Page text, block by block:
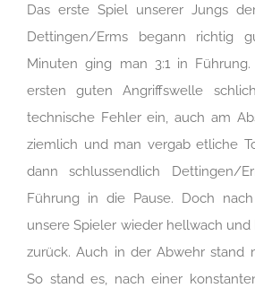
Das erste Spiel unserer Jungs
Dettingen/Erms begann richtig
Minuten ging man 3:1 in
ersten guten Angriffswelle
technische Fehler ein, auch am
ziemlich und man vergab etliche
dann schlussendlich Dettingen/
Führung in die Pause. Doch
unsere Spieler wieder hellwach
zurück. Auch in der Abwehr stand
So stand es, nach einer